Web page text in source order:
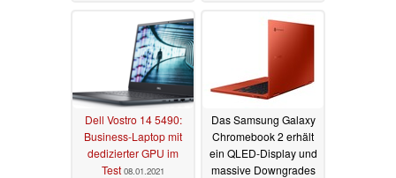
Dell Vostro 14 5490:
Business-Laptop mit
dedizierter GPU im
Test 08.01.2021
Das Samsung Galaxy
Chromebook 2 erhält
ein QLED-Display und
massive Downgrades